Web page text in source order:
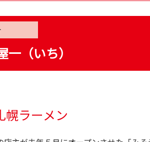
一（いち）
幌ラーメン